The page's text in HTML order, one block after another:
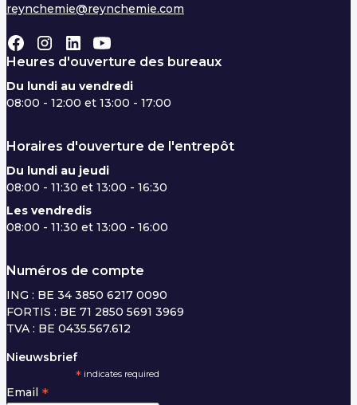
reynchemie@reynchemie.com
Heures d'ouverture des bureaux
Du lundi au vendredi
08:00 - 12:00 et 13:00 - 17:00
Horaires d'ouverture de l'entrepôt
Du lundi au jeudi
08:00 - 11:30 et 13:00 - 16:30
Les vendredis
08:00 - 11:30 et 13:00 - 16:00
Numéros de compte
ING : BE 34 3850 6217 0090
FORTIS : BE 71 2850 5691 3969
TVA : BE 0435.567.612
Nieuwsbrief
* indicates required
Email *